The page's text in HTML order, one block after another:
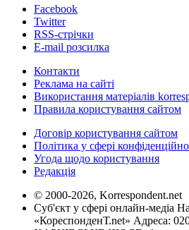
Facebook
Twitter
RSS-стрічки
E-mail розсилка
Контакти
Реклама на сайті
Використання матеріалів
Правила користування сайтом
Договір користування сайтом
Політика у сфері
Угода щодо користування
Редакція
© 2000-2026, Korrespondent.net
Суб'єкт у сфері онлайн-медіа
«КореспонденТ.net» Адреса: